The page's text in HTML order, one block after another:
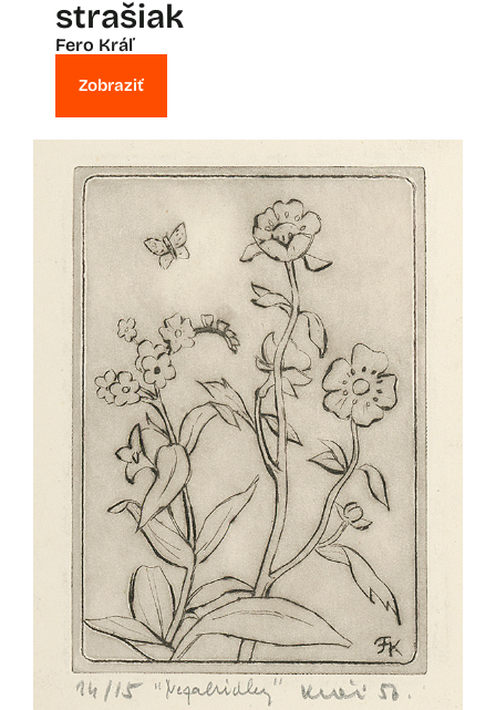
strašiak
Fero Kráľ
Zobraziť